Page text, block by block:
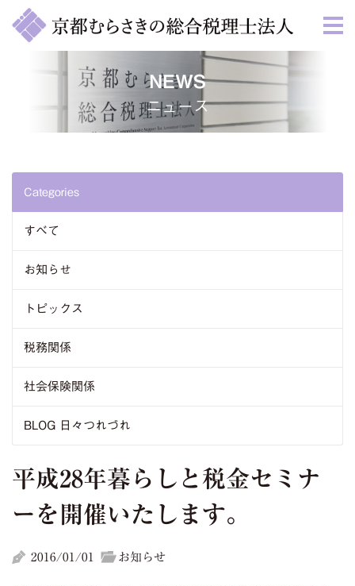
NEWS
ニュース
Categories
すべて
お知らせ
トピックス
税務関係
社会保険関係
BLOG 日々つれづれ
平成28年暮らしと税金セミナ
ーを開催いたします。
2016/01/01 お知らせ